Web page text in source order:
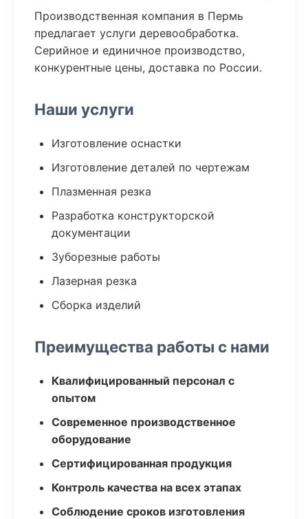
Производственная компания в Пермь
предлагает услуги деревообработка.
Серийное и единичное производство,
конкурентные цены, доставка по России.
Наши услуги
Изготовление оснастки
Изготовление деталей по чертежам
Плазменная резка
Разработка конструкторской
документации
Зуборезные работы
Лазерная резка
Сборка изделий
Преимущества работы с нами
Квалифицированный персонал с
опытом
Современное производственное
оборудование
Сертифицированная продукция
Контроль качества на всех этапах
Соблюдение сроков изготовления